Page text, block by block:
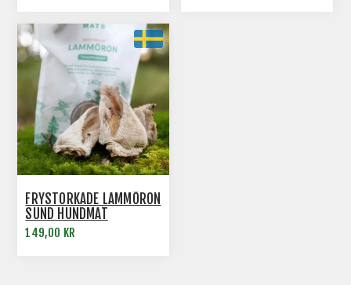
FRYSTORKADE LAMMÖRON
SUND HUNDMAT
149,00 KR